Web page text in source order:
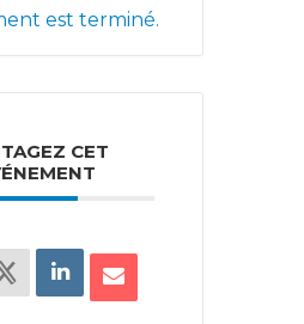
est terminé.
CET